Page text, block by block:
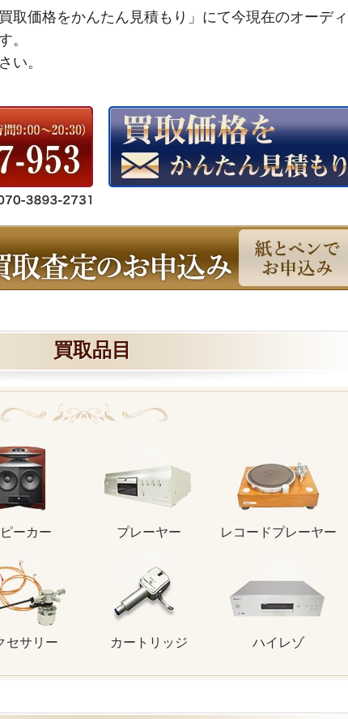
取価格をかんたん見積もり」にて今現在のオーディ
。
い。
買取品目
ーカー プレーヤー レコードプレーヤー
セサリー カートリッジ ハイレゾ